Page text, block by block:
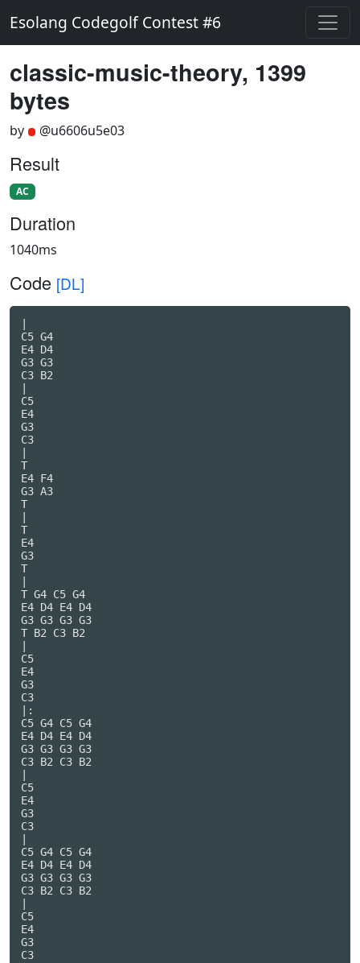
Esolang Codegolf Contest #6
classic-music-theory, 1399
bytes
by @u6606u5e03
Result
AC
Duration
1040ms
Code [DL]
C5 G4
E4 D4
G3 G3
C3 B2
C5
E4
G3
C3
T
E4 F4
G3 A3
T
T
E4
G3
T
T G4 C5 G4
E4 D4 E4 D4
G3 G3 G3 G3
T B2 C3 B2
C5
E4
G3
C3
|:
C5 G4 C5 G4
E4 D4 E4 D4
G3 G3 G3 G3
C3 B2 C3 B2
C5
E4
G3
C3
C5 G4 C5 G4
E4 D4 E4 D4
G3 G3 G3 G3
C3 B2 C3 B2
C5
E4
G3
C3